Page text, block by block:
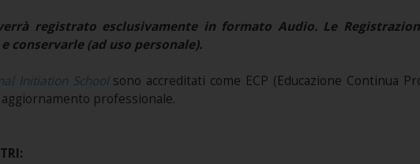
registrato esclusivamente in formato Audio. Le
conservarle (ad uso personale).
Initiation Schoolsono accreditati come ECP (Educazione Continua
professionale.